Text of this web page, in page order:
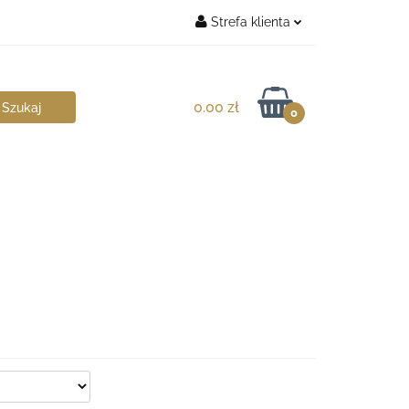
Strefa klienta
Zarejestruj się
Dodaj zgłoszenie
0.00 zł 0